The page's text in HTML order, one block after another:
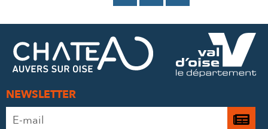
FACEBOOK
MAIL
NEWSLETTER
Adresse
Je